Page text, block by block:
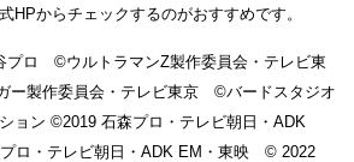
HPからチェックするのがおすすめです。
ロ ©ウルトラマンZ製作委員会・テレビ東
製作委員会・テレビ東京 ©バードスタジオ
ョン ©2019 石森プロ・テレビ朝日・ADK
ロ・テレビ朝日・ADK EM・東映 © 2022